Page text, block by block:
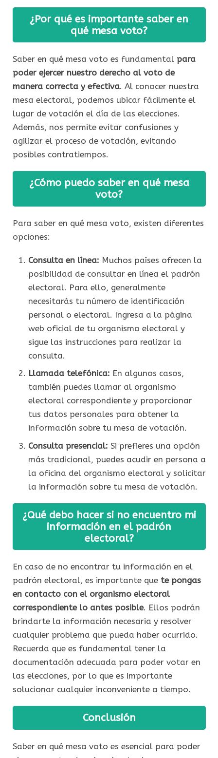
¿Por qué es importante saber en
qué mesa voto?
Saber en qué mesa voto es fundamentalpara
poder ejercer nuestro derecho al voto de
manera correcta y efectiva. Al conocer nuestra
mesa electoral, podemos ubicar fácilmente el
lugar de votación el día de las elecciones.
Además, nos permite evitar confusiones y
agilizar el proceso de votación, evitando
posibles contratiempos.
¿Cómo puedo saber en qué mesa
voto?
Para saber en qué mesa voto, existen diferentes
opciones:
Consulta en línea: Muchos países ofrecen la
posibilidad de consultar en línea el padrón
electoral. Para ello, generalmente
necesitarás tu número de identificación
personal o electoral. Ingresa a la página
web oficial de tu organismo electoral y
sigue las instrucciones para realizar la
consulta.
Llamada telefónica: En algunos casos,
también puedes llamar al organismo
electoral correspondiente y proporcionar
tus datos personales para obtener la
información sobre tu mesa de votación.
Consulta presencial: Si prefieres una opción
más tradicional, puedes acudir en persona a
la oficina del organismo electoral y solicitar
la información sobre tu mesa de votación.
¿Qué debo hacer si no encuentro mi
información en el padrón
electoral?
En caso de no encontrar tu información en el
padrón electoral, es importante que te pongas
en contacto con el organismo electoral
correspondiente lo antes posible. Ellos podrán
brindarte la información necesaria y resolver
cualquier problema que pueda haber ocurrido.
Recuerda que es fundamental tener la
documentación adecuada para poder votar en
las elecciones, por lo que es importante
solucionar cualquier inconveniente a tiempo.
Conclusión
Saber en qué mesa voto es esencial para poder